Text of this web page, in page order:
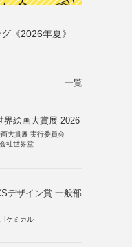
《2026年夏》
一覧
界絵画大賞展 2026
大賞展 実行委員会
社世界堂
デザイン賞 一般部
ケミカル